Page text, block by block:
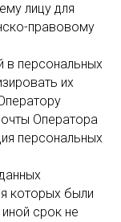
лицу для
правовому
в персональных
их
Оператора
персональных
которых были
срок не